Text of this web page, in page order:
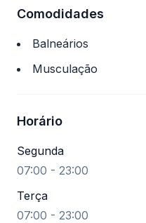
Comodidades
Balneários
Musculação
Horário
Segunda
07:00 - 23:00
Terça
07:00 - 23:00